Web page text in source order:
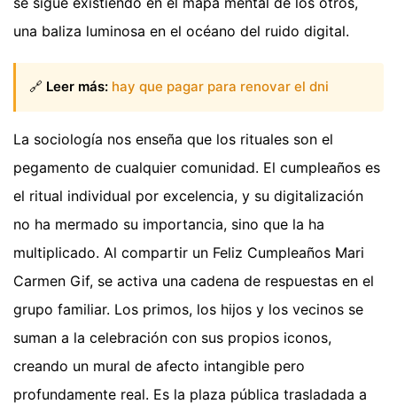
una baliza luminosa en el océano del ruido digital.
🔗 Leer más: hay que pagar para renovar el dni
La sociología nos enseña que los rituales son el
pegamento de cualquier comunidad. El cumpleaños es
el ritual individual por excelencia, y su digitalización
no ha mermado su importancia, sino que la ha
multiplicado. Al compartir un Feliz Cumpleaños Mari
Carmen Gif, se activa una cadena de respuestas en el
grupo familiar. Los primos, los hijos y los vecinos se
suman a la celebración con sus propios iconos,
creando un mural de afecto intangible pero
profundamente real. Es la plaza pública trasladada a